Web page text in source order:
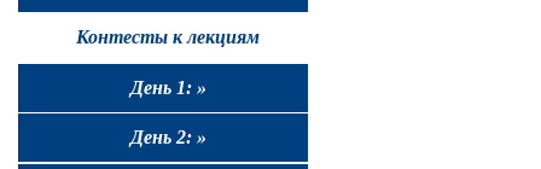
Контесты к лекциям
День 1: »
День 2: »